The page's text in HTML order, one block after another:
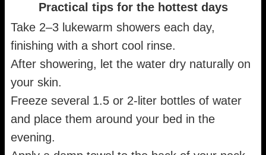
Practical tips for the hottest days
Take 2–3 lukewarm showers each day,
finishing with a short cool rinse.
After showering, let the water dry naturally on
your skin.
Freeze several 1.5 or 2-liter bottles of water
and place them around your bed in the
evening.